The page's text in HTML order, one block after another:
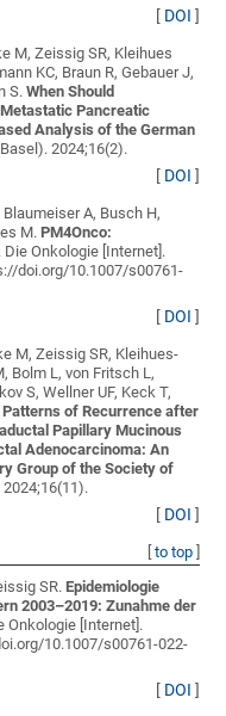
[ DOI ]
M, Zeissig SR, Kleihues
KC, Braun R, Gebauer J,
S.When Should
Pancreatic
Analysis of the German
2024;16(2).
[ DOI ]
A, Busch H,
M.PM4Onco:
. Die Onkologie [Internet].
doi.org/10.1007/s00761-
[ DOI ]
M, Zeissig SR, Kleihues-
Bolm L, von Fritsch L,
S, Wellner UF, Keck T,
of Recurrence after
Papillary Mucinous
Adenocarcinoma: An
Group of the Society of
[ DOI ]
to top]
SR.Epidemiologie
2003–2019: Zunahme der
Onkologie [Internet].
10.1007/s00761-022-
[ DOI ]